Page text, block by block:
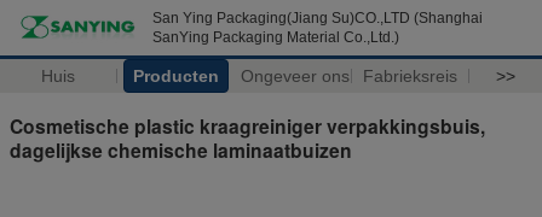
San Ying Packaging(Jiang Su)CO.,LTD (Shanghai
SanYing Packaging Material Co.,Ltd.)
Huis Producten Ongeveer ons Fabrieksreis >>
Cosmetische plastic kraagreiniger verpakkingsbuis,
dagelijkse chemische laminaatbuizen